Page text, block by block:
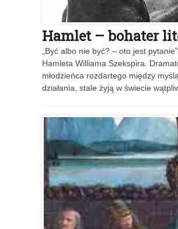
Hamlet – bohater
„Być albo nie być? – oto jest
Hamleta Williama Szekspira.
młodzieńca rozdartego między
działania, stale żyją w świecie